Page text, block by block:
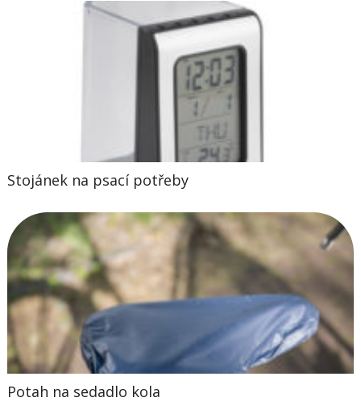
Stojánek na psací potřeby
Potah na sedadlo kola